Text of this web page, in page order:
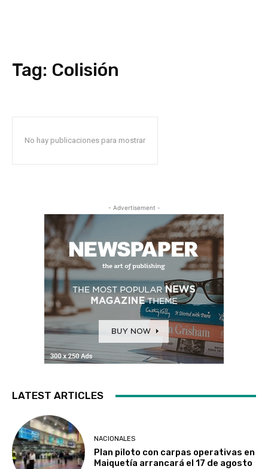
Tag: Colisión
No hay publicaciones para mostrar
- Advertisement -
LATEST ARTICLES
NACIONALES
Plan piloto con carpas operativas en
Maiquetía arrancará el 17 de agosto